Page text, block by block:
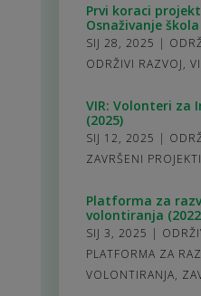
Prvi koraci
Osnaživanje
SIJ 28, 2025 |
ODRŽIVI RAZVOJ,
VIR: Volonteri za
(2025)
SIJ 12, 2025 |
ZAVRŠENI PROJEKTI
Platforma za
volontiranja
SIJ 3, 2025 |
PLATFORMA ZA
VOLONTIRANJA,